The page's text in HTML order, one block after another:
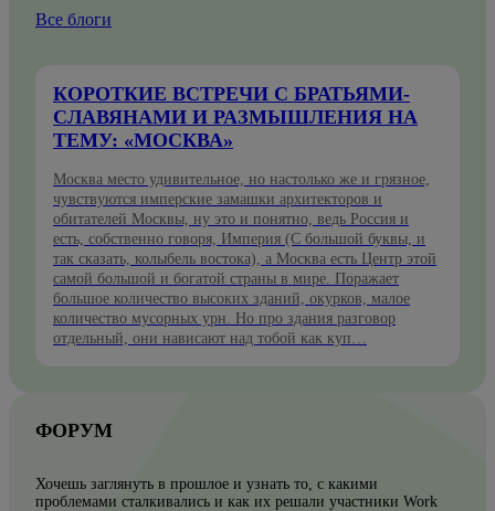
Все блоги
КОРОТКИЕ ВСТРЕЧИ С БРАТЬЯМИ-
СЛАВЯНАМИ И РАЗМЫШЛЕНИЯ НА
ТЕМУ: «МОСКВА»
Москва место удивительное, но настолько же и грязное,
чувствуются имперские замашки архитекторов и
обитателей Москвы, ну это и понятно, ведь Россия и
есть, собственно говоря, Империя (С большой буквы, и
так сказать, колыбель востока), а Москва есть Центр этой
самой большой и богатой страны в мире. Поражает
большое количество высоких зданий, окурков, малое
количество мусорных урн. Но про здания разговор
отдельный, они нависают над тобой как куп…
ФОРУМ
Хочешь заглянуть в прошлое и узнать то, с какими
проблемами сталкивались и как их решали участники Work